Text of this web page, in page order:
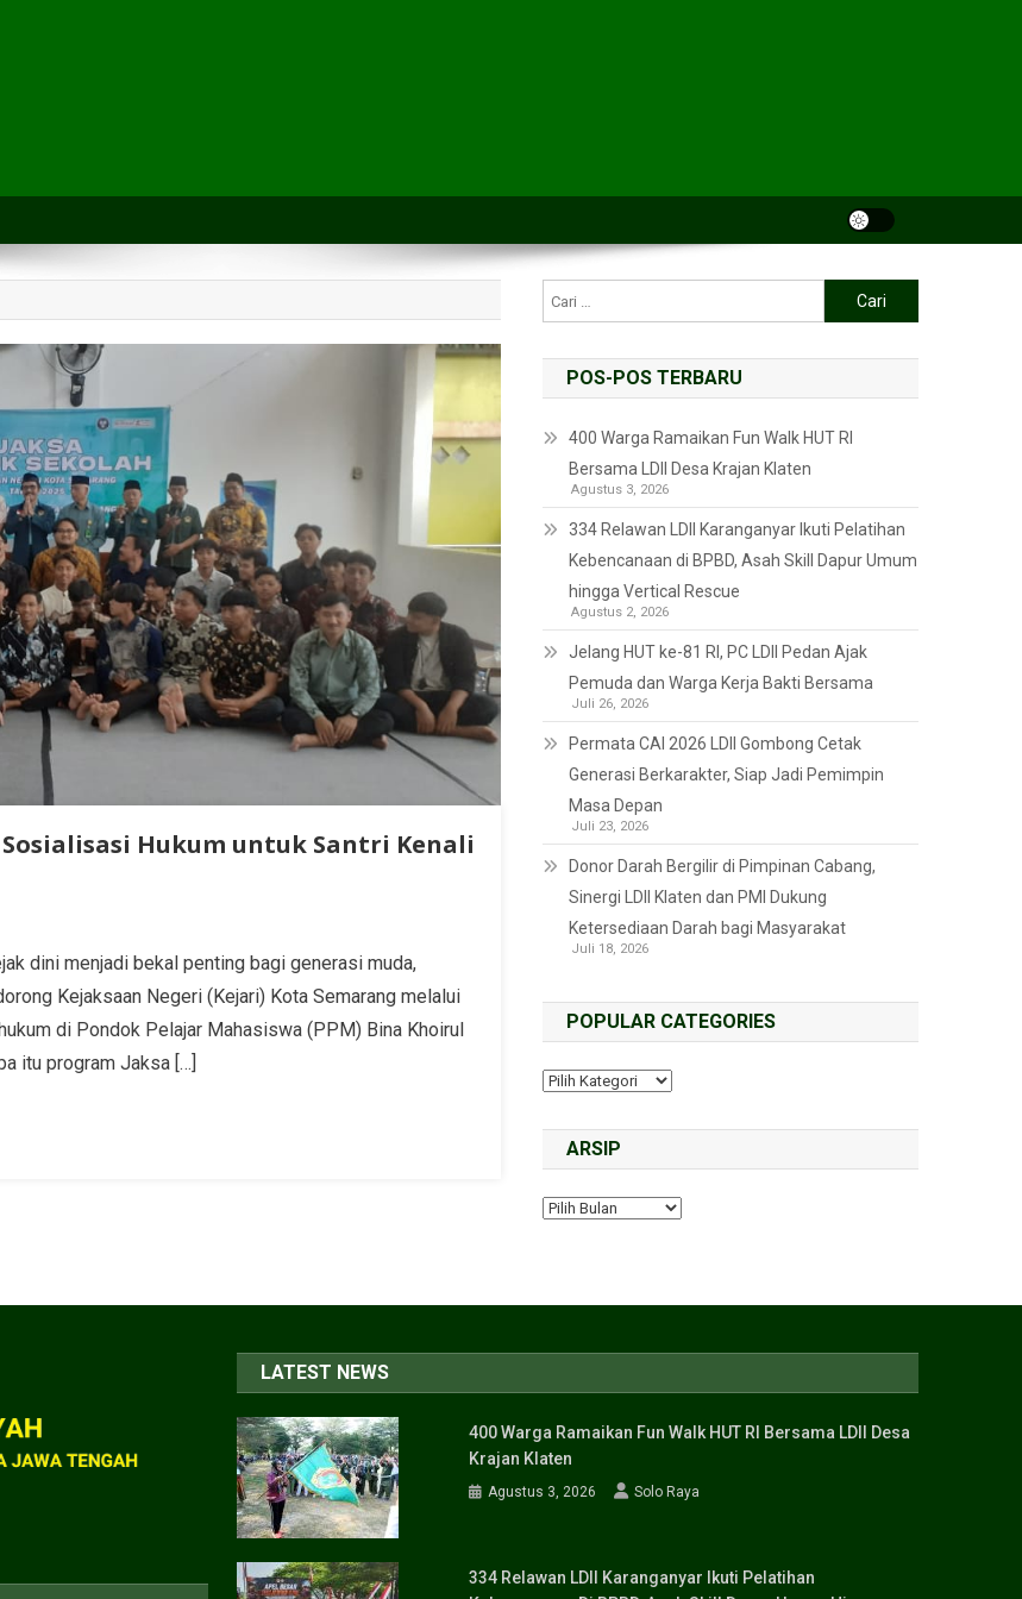
Hukum untuk Santri Kenali
dini menjadi bekal penting bagi generasi muda,
Kejaksaan Negeri (Kejari) Kota Semarang melalui
di Pondok Pelajar Mahasiswa (PPM) Bina Khoirul
itu program Jaksa […]
POS-POS TERBARU
400 Warga Ramaikan Fun Walk HUT RI
Bersama LDII Desa Krajan Klaten
Agustus 3, 2026
334 Relawan LDII Karanganyar Ikuti Pelatihan
Kebencanaan di BPBD, Asah Skill Dapur Umum
hingga Vertical Rescue
Agustus 2, 2026
Jelang HUT ke-81 RI, PC LDII Pedan Ajak
Pemuda dan Warga Kerja Bakti Bersama
Juli 26, 2026
Permata CAI 2026 LDII Gombong Cetak
Generasi Berkarakter, Siap Jadi Pemimpin
Masa Depan
Juli 23, 2026
Donor Darah Bergilir di Pimpinan Cabang,
Sinergi LDII Klaten dan PMI Dukung
Ketersediaan Darah bagi Masyarakat
Juli 18, 2026
POPULAR CATEGORIES
ARSIP
LATEST NEWS
400 Warga Ramaikan Fun Walk HUT RI Bersama LDII Desa
Krajan Klaten
Agustus 3, 2026 Solo Raya
334 Relawan LDII Karanganyar Ikuti Pelatihan